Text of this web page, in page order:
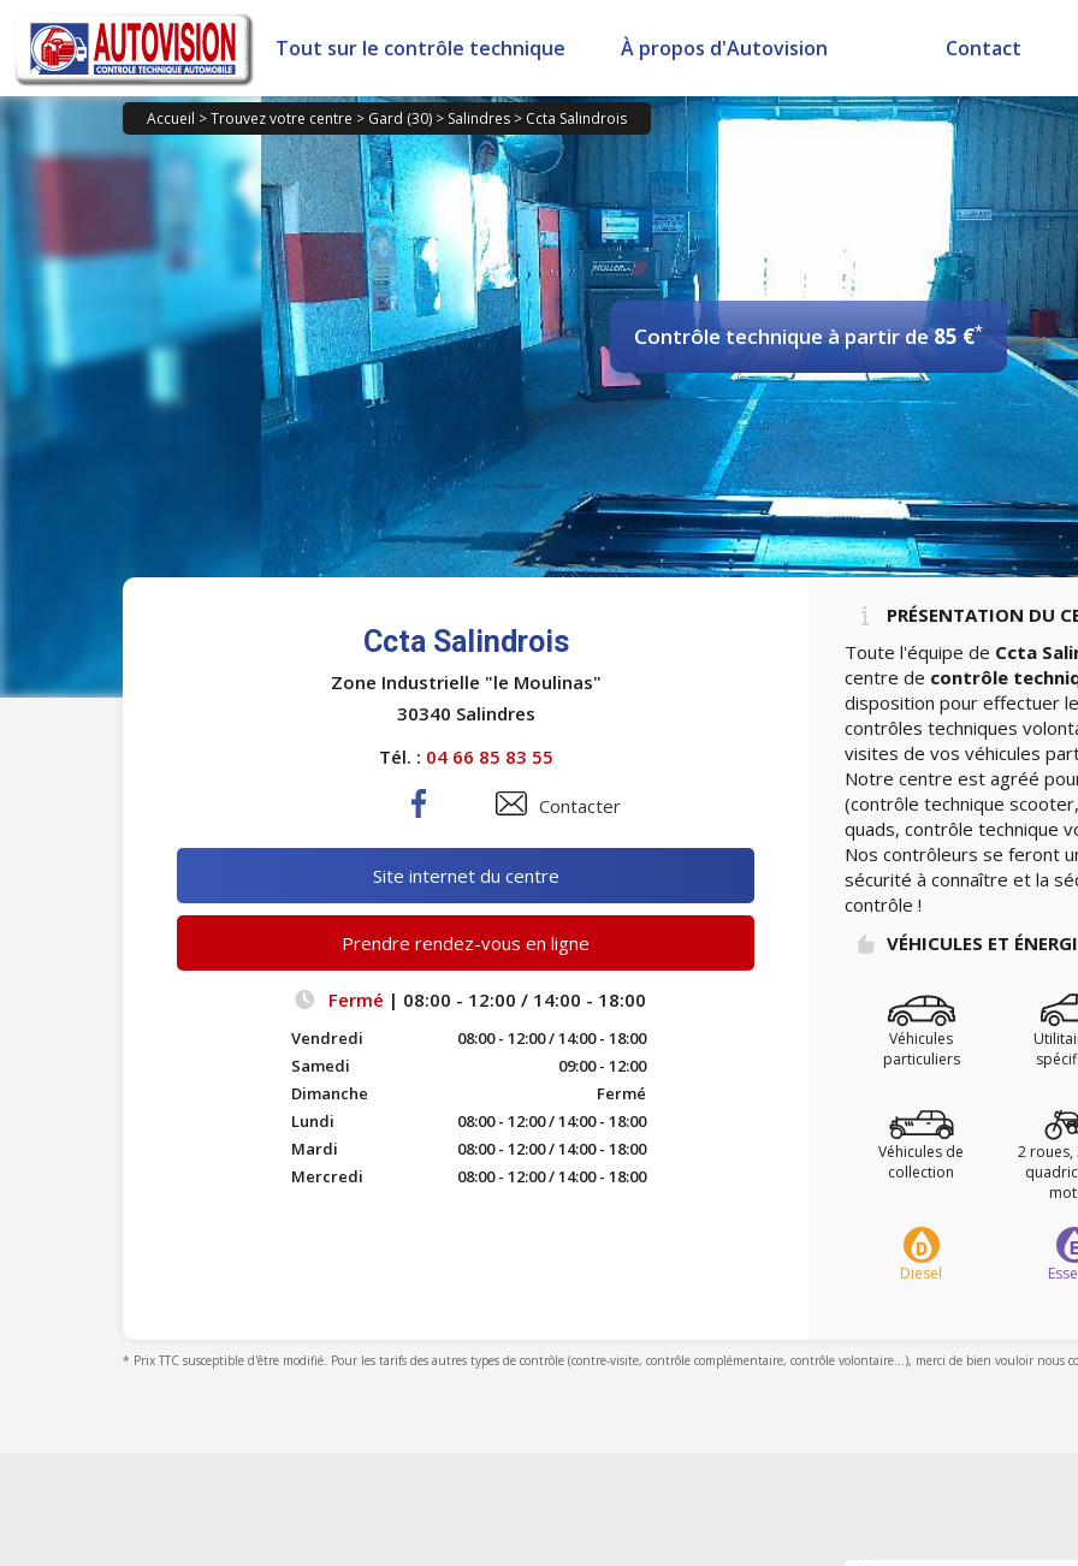
Panneau de gestion des cookies
Tout sur le contrôle technique À propos d'Autovision Contact
Accueil >Trouvez votre centre > Gard (30) > Salindres > Ccta Salindrois
Contrôle techniqueà partir de85 €*
Ccta Salindrois
Zone Industrielle "le Moulinas"
30340 Salindres
Tél. : 04 66 85 83 55
Contacter
Site internet du centre
Prendre rendez-vous en ligne
Fermé | 08:00 - 12:00 / 14:00 - 18:00
Vendredi
08:00 - 12:00 / 14:00 - 18:00
Samedi
09:00 - 12:00
Dimanche
Fermé
Lundi
08:00 - 12:00 / 14:00 - 18:00
Mardi
08:00 - 12:00 / 14:00 - 18:00
Mercredi
08:00 - 12:00 / 14:00 - 18:00
PRÉSENTATION DU
Toute l'équipe de Ccta
centre de contrôle
disposition pour effectuer
contrôles techniques
visites de vos véhicules
Notre centre est agréé
(contrôle technique
quads, contrôle technique
Nos contrôleurs se feront
sécurité à connaître et la
contrôle !
VÉHICULES ET
Véhicules
particuliers
Véhicules de
collection
2 roues,
Diesel
* Prix TTC susceptible d'être modifié. Pour les tarifs des autres types de contrôle (contre-visite, contrôle complémentaire, contrôle volontaire...), merci de bien vouloir nous